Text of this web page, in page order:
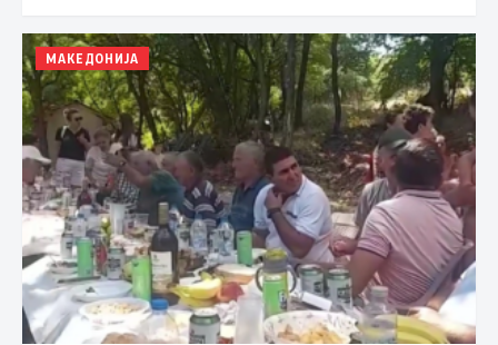
МАКЕДОНИЈА